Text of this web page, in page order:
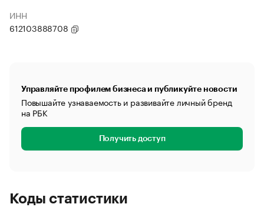
ИНН
612103888708
Управляйте профилем бизнеса и публикуйте новости
Повышайте узнаваемость и развивайте личный бренд
на РБК
Получить доступ
Коды статистики